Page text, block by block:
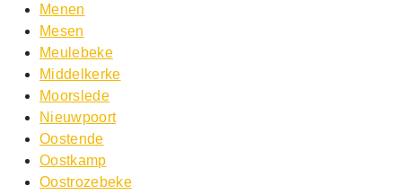
Menen
Mesen
Meulebeke
Middelkerke
Moorslede
Nieuwpoort
Oostende
Oostkamp
Oostrozebeke